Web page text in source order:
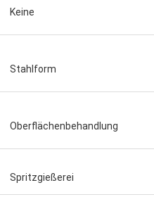
Keine
Stahlform
Oberflächenbehandlung
Spritzgießerei